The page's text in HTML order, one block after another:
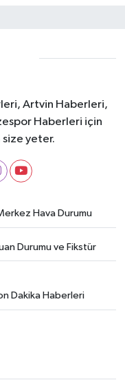
Artvin Haberleri,
Haberleri için
yeter.
Hava Durumu
Durumu ve Fikstür
Dakika Haberleri